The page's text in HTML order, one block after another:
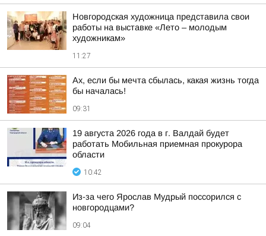
Новгородская художница представила свои
работы на выставке «Лето – молодым
художникам»
11:27
Ах, если бы мечта сбылась, какая жизнь тогда
бы началась!
09:31
19 августа 2026 года в г. Валдай будет
работать Мобильная приемная прокурора
области
10:42
Из-за чего Ярослав Мудрый поссорился с
новгородцами?
09:04